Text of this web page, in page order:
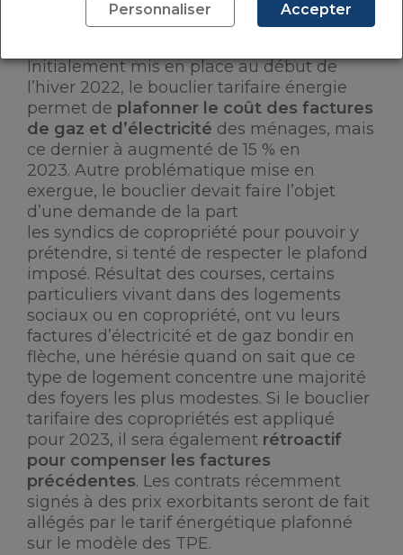
Initialement mis en place au début de
l’hiver 2022, le bouclier tarifaire énergie
permet de plafonner le coût des factures
de gaz et d’électricité des ménages, mais
ce dernier à augmenté de 15 % en
2023. Autre problématique mise en
exergue, le bouclier devait faire l’objet
d’une demande de la part
les syndics de copropriété pour pouvoir y
prétendre, si tenté de respecter le plafond
imposé. Résultat des courses, certains
particuliers vivant dans des logements
sociaux ou en copropriété, ont vu leurs
factures d’électricité et de gaz bondir en
flèche, une hérésie quand on sait que ce
type de logement concentre une majorité
des foyers les plus modestes. Si le bouclier
tarifaire des copropriétés est appliqué
pour 2023, il sera également rétroactif
pour compenser les factures
précédentes. Les contrats récemment
signés à des prix exorbitants seront de fait
allégés par le tarif énergétique plafonné
sur le modèle des TPE.
Personnaliser
Accepter